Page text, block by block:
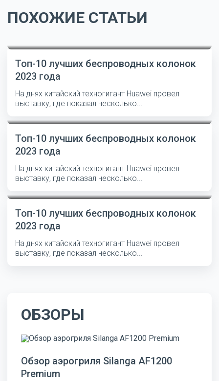
ПОХОЖИЕ СТАТЬИ
Топ-10 лучших беспроводных колонок
2023 года
На днях китайский техногигант Huawei провел
выставку, где показал несколько...
Топ-10 лучших беспроводных колонок
2023 года
На днях китайский техногигант Huawei провел
выставку, где показал несколько...
Топ-10 лучших беспроводных колонок
2023 года
На днях китайский техногигант Huawei провел
выставку, где показал несколько...
ОБЗОРЫ
Обзор аэрогриля Silanga AF1200
Premium